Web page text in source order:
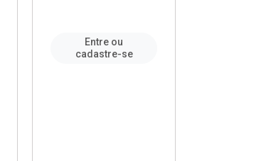
Entre ou
cadastre-se